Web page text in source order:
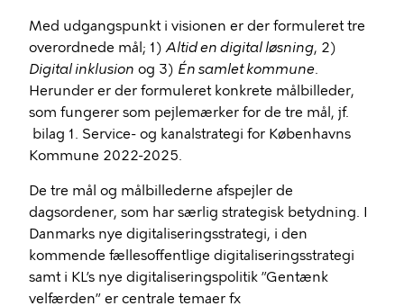
Med udgangspunkt i visionen er der formuleret tre
overordnede mål; 1)Altid en digital løsning, 2)
Digital inklusion og 3) Én samlet kommune.
Herunder er der formuleret konkrete målbilleder,
som fungerer som pejlemærker for de tre mål, jf.
bilag 1. Service- og kanalstrategi for Københavns
Kommune 2022-2025.
De tre mål og målbillederne afspejler de
dagsordener, som har særlig strategisk betydning. I
Danmarks nye digitaliseringsstrategi, i den
kommende fællesoffentlige digitaliseringsstrategi
samt i KL’s nye digitaliseringspolitik ”Gentænk
velfærden” er centrale temaer fx